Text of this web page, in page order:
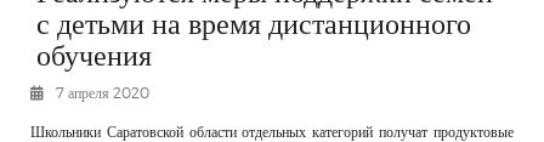
КОНКУРСЫ
ФОТОРЕПОРТАЖИ
РЕКЛАМОДАТЕЛЯМ
ОБЪЯВЛЕНИЯ
с детьми на время дистанционного
обучения
7 апреля 2020
Школьники Саратовской области отдельных категорий получат продуктовые